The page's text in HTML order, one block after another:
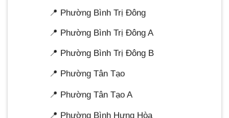
📍 Phường Bình Trị Đông
📍 Phường Bình Trị Đông A
📍 Phường Bình Trị Đông B
📍 Phường Tân Tạo
📍 Phường Tân Tạo A
📍 Phường Bình Hưng Hòa